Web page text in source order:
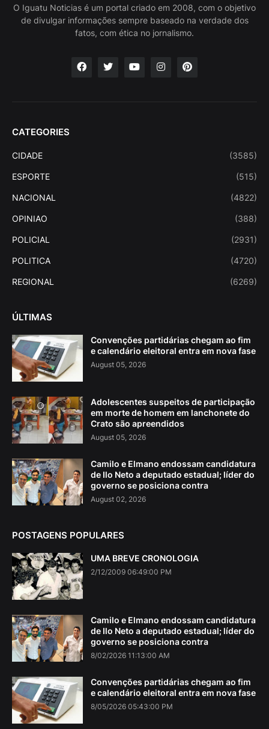
O Iguatu Noticias é um portal criado em 2008, com o objetivo
de divulgar informações sempre baseado na verdade dos
fatos, com ética no jornalismo.
CATEGORIES
CIDADE (3585)
ESPORTE (515)
NACIONAL (4822)
OPINIAO (388)
POLICIAL (2931)
POLITICA (4720)
REGIONAL (6269)
ÚLTIMAS
Convenções partidárias chegam ao fim
e calendário eleitoral entra em nova fase
August 05, 2026
Adolescentes suspeitos de participação
em morte de homem em lanchonete do
Crato são apreendidos
August 05, 2026
Camilo e Elmano endossam candidatura
de Ilo Neto a deputado estadual; líder do
governo se posiciona contra
August 02, 2026
POSTAGENS POPULARES
UMA BREVE CRONOLOGIA
2/12/2009 06:49:00 PM
Camilo e Elmano endossam candidatura
de Ilo Neto a deputado estadual; líder do
governo se posiciona contra
8/02/2026 11:13:00 AM
Convenções partidárias chegam ao fim
e calendário eleitoral entra em nova fase
8/05/2026 05:43:00 PM